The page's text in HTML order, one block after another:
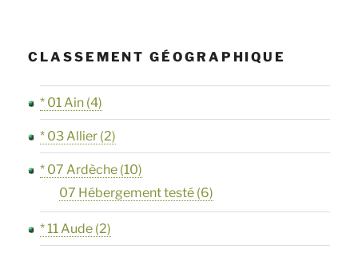
CLASSEMENT GÉOGRAPHIQUE
* 01 Ain (4)
* 03 Allier (2)
* 07 Ardèche (10)
07 Hébergement testé (6)
* 11 Aude (2)